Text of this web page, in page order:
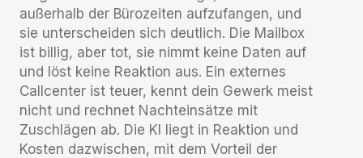
außerhalb der Bürozeiten aufzufangen, und
sie unterscheiden sich deutlich. Die Mailbox
ist billig, aber tot, sie nimmt keine Daten auf
und löst keine Reaktion aus. Ein externes
Callcenter ist teuer, kennt dein Gewerk meist
nicht und rechnet Nachteinsätze mit
Zuschlägen ab. Die KI liegt in Reaktion und
Kosten dazwischen, mit dem Vorteil der